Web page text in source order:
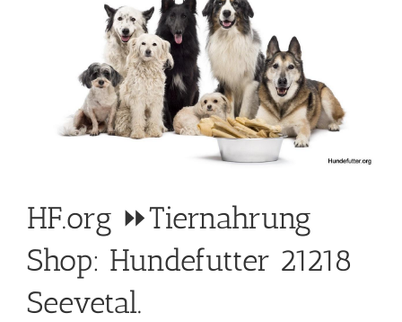
HF.org ⏩Tiernahrung
Shop: Hundefutter 21218
Seevetal.